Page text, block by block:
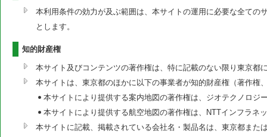
本利用条件の効力が及ぶ範囲は、本サイトの運用に必要な全て
とします。
知的財産権
本サイト及びコンテンツの著作権は、特に記載のない限り東京
本サイトは、東京都のほかに以下の事業者が知的財産権（著作権
本サイトにより提供する案内地図の著作権は、ジオテクノロジ
本サイトにより提供する航空地図の著作権は、NTTインフラネ
本サイトに記載、掲載されている会社名・製品名は、東京都ま